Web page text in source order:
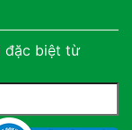
đặc biệt từ